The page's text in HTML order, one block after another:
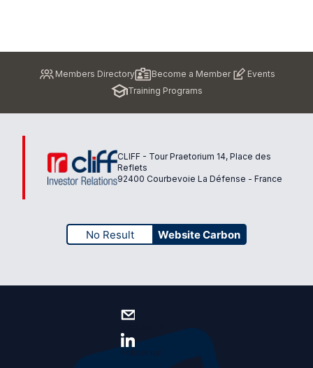
Members Directory Become a Member
Events
Training Programs
CLIFF - Tour Praetorium 14, Place des
Reflets
92400 Courbevoie La Défense - France
No Result Website Carbon